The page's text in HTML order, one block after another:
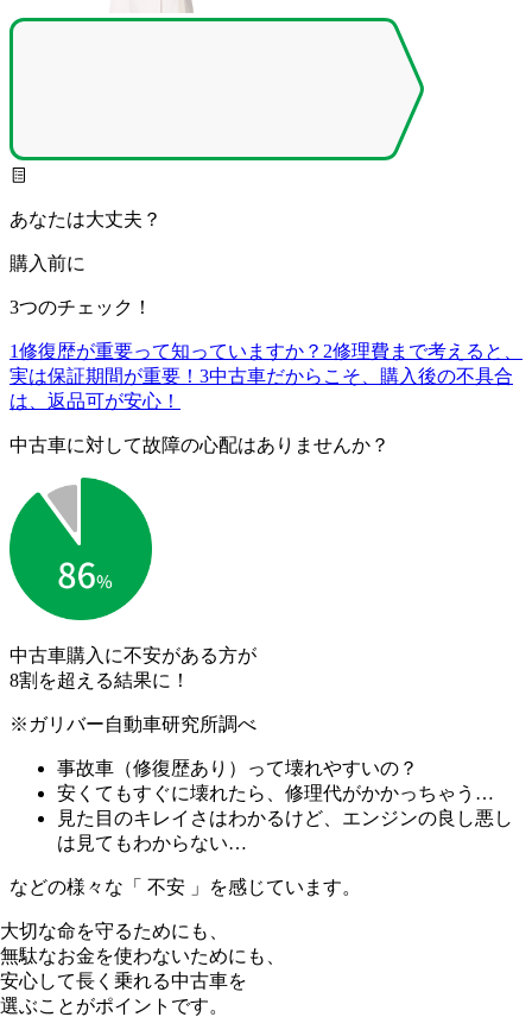
あなたは大丈夫？
購入前に
3つのチェック！
1修復歴が重要って知っていますか？ 2修理費まで考えると、
実は保証期間が重要！ 3中古車だからこそ、購入後の不具合
は、返品可が安心！
中古車に対して故障の心配はありませんか？
中古車購入に不安がある方が
8割を超える結果に！
※ガリバー自動車研究所調べ
事故車（修復歴あり）って壊れやすいの？
安くてもすぐに壊れたら、修理代がかかっちゃう…
見た目のキレイさはわかるけど、エンジンの良し悪し
は見てもわからない…
などの様々な「 不安 」を感じています。
大切な命を守るためにも、
無駄なお金を使わないためにも、
安心して長く乗れる中古車を
選ぶことがポイントです。